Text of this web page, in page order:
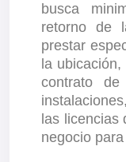
busca
retorno de
prestar
la
contrato
las licencias
negocio